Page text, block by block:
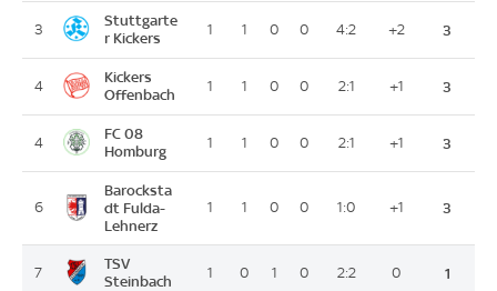
3
Stuttgarte
r Kickers
1 1 0 0 4:2 +2 3
4
Kickers
Offenbach
1 1 0 0 2:1 +1 3
4
FC 08
Homburg
1 1 0 0 2:1 +1 3
6
Barocksta
dt Fulda-
Lehnerz
1 1 0 0 1:0 +1 3
7
TSV
Steinbach
1 0 1 0 2:2 0 1